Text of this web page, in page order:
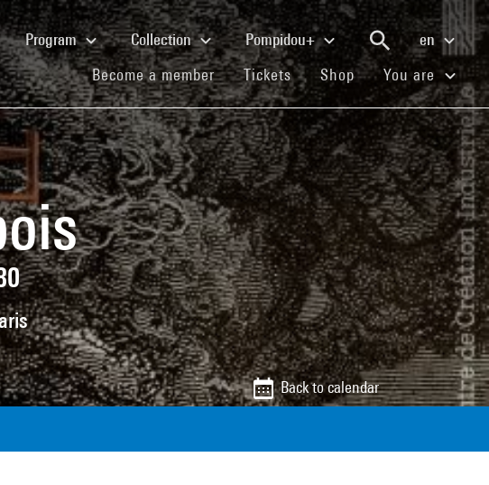
Program Collection Pompidou+
en
Become a member(current)
Tickets(current)
Shop(current)You are
Back to calendar